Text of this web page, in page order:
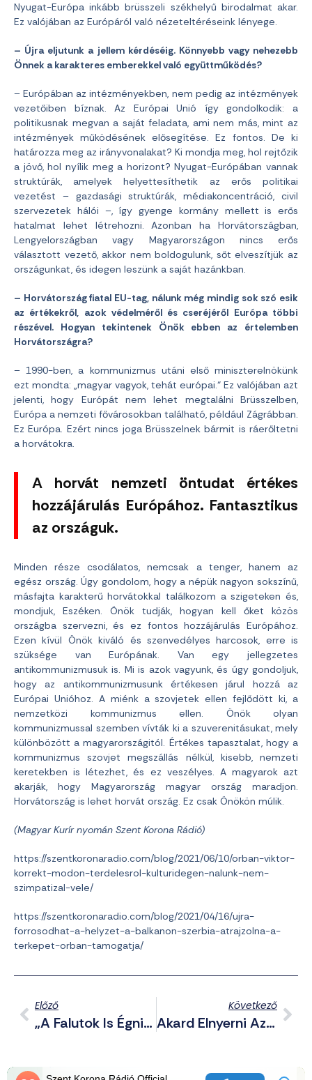
Nyugat-Európa inkább brüsszeli székhelyű birodalmat akar.
Ez valójában az Európáról való nézeteltéréseink lényege.
– Újra eljutunk a jellem kérdéséig. Könnyebb vagy nehezebb
Önnek a karakteres emberekkel való együttműködés?
– Európában az intézményekben, nem pedig az intézmények
vezetőiben bíznak. Az Európai Unió így gondolkodik: a
politikusnak megvan a saját feladata, ami nem más, mint az
intézmények működésének elősegítése. Ez fontos. De ki
határozza meg az irányvonalakat? Ki mondja meg, hol rejtőzik
a jövő, hol nyílik meg a horizont? Nyugat-Európában vannak
struktúrák, amelyek helyettesíthetik az erős politikai
vezetést – gazdasági struktúrák, médiakoncentráció, civil
szervezetek hálói –, így gyenge kormány mellett is erős
hatalmat lehet létrehozni. Azonban ha Horvátországban,
Lengyelországban vagy Magyarországon nincs erős
választott vezető, akkor nem boldogulunk, sőt elveszítjük az
országunkat, és idegen leszünk a saját hazánkban.
– Horvátország fiatal EU-tag, nálunk még mindig sok szó esik
az értékekről, azok védelméről és cseréjéről Európa többi
részével. Hogyan tekintenek Önök ebben az értelemben
Horvátországra?
– 1990-ben, a kommunizmus utáni első miniszterelnökünk
ezt mondta: „magyar vagyok, tehát európai.“ Ez valójában azt
jelenti, hogy Európát nem lehet megtalálni Brüsszelben,
Európa a nemzeti fővárosokban található, például Zágrábban.
Ez Európa. Ezért nincs joga Brüsszelnek bármit is ráerőltetni
a horvátokra.
A horvát nemzeti öntudat értékes
hozzájárulás Európához. Fantasztikus
az országuk.
Minden része csodálatos, nemcsak a tenger, hanem az
egész ország. Úgy gondolom, hogy a népük nagyon sokszínű,
másfajta karakterű horvátokkal találkozom a szigeteken és,
mondjuk, Eszéken. Önök tudják, hogyan kell őket közös
országba szervezni, és ez fontos hozzájárulás Európához.
Ezen kívül Önök kiváló és szenvedélyes harcosok, erre is
szüksége van Európának. Van egy jellegzetes
antikommunizmusuk is. Mi is azok vagyunk, és úgy gondoljuk,
hogy az antikommunizmusunk értékesen járul hozzá az
Európai Unióhoz. A miénk a szovjetek ellen fejlődött ki, a
nemzetközi kommunizmus ellen. Önök olyan
kommunizmussal szemben vívták ki a szuverenitásukat, mely
különbözött a magyarországitól. Értékes tapasztalat, hogy a
kommunizmus szovjet megszállás nélkül, kisebb, nemzeti
keretekben is létezhet, és ez veszélyes. A magyarok azt
akarják, hogy Magyarország magyar ország maradjon.
Horvátország is lehet horvát ország. Ez csak Önökön múlik.
(Magyar Kurír nyomán Szent Korona Rádió)
https://szentkoronaradio.com/blog/2021/06/10/orban-viktor-
korrekt-modon-terdelesrol-kulturidegen-nalunk-nem-
szimpatizal-vele/
https://szentkoronaradio.com/blog/2021/04/16/ujra-
forrosodhat-a-helyzet-a-balkanon-szerbia-atrajzolna-a-
terkepet-orban-tamogatja/
Előző
„A Falutok Is Égni Fog!” – Soviniszta Felvonulást Tartottak A Cionista Terrorállamban
Következő
Akard Elnyerni Az Üdvösséget! – A Jellemképzésről (6. Rész)